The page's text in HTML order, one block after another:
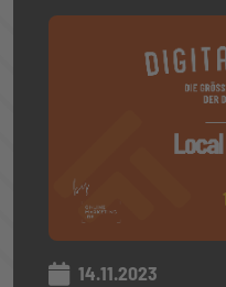
14.11.2023